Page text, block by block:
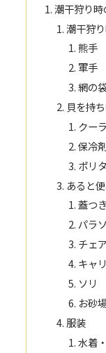
潮干狩り
潮干狩
熊手
軍手
網の
貝を持
クー
保冷
ポリ
あると
蓋つ
パラ
チェ
キャ
ソリ
お砂
服装
水着